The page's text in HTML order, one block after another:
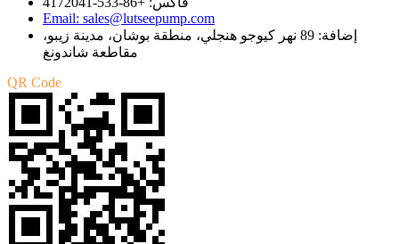
Email: sales@lutseepump.com
إضافة: 89 نهر كيوجو هنجلي، منطقة بوشان، مدينة زيبو،
مقاطعة شاندونغ
QR Code